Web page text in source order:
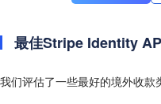
最佳Stripe Identity
我们评估了一些最好的境外收